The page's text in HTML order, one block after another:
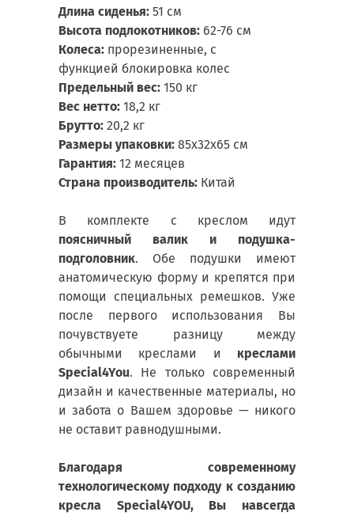
Длина сиденья: 51 см
Высота подлокотников: 62-76 см
Колеса: прорезиненные, с
функцией блокировка колес
Предельный вес: 150 кг
Вес нетто: 18,2 кг
Брутто: 20,2 кг
Размеры упаковки: 85х32х65 см
Гарантия: 12 месяцев
Страна производитель: Китай
В комплекте с креслом идут
поясничный валик и подушка-
подголовник. Обе подушки имеют
анатомическую форму и крепятся при
помощи специальных ремешков. Уже
после первого использования Вы
почувствуете разницу между
обычными креслами и креслами
Special4You. Не только современный
дизайн и качественные материалы, но
и забота о Вашем здоровье — никого
не оставит равнодушными.
Благодаря современному
технологическому подходу к созданию
кресла Special4YOU, Вы навсегда